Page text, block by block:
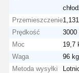
Przemieszczenie1,131 l
Prędkość
3000
Moc
19,7
Waga
96 kg
Metoda wysyłki